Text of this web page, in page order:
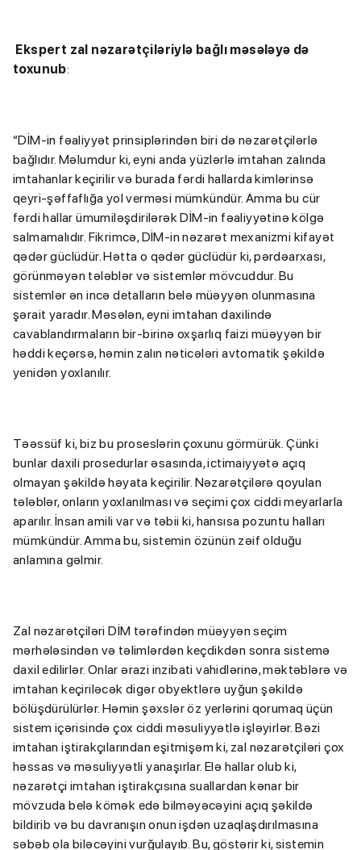
Ekspert zal nəzarətçiləriylə bağlı məsələyə də
toxunub:
“DİM-in fəaliyyət prinsiplərindən biri də nəzarətçilərlə
bağlıdır. Məlumdur ki, eyni anda yüzlərlə imtahan zalında
imtahanlar keçirilir və burada fərdi hallarda kimlərinsə
qeyri-şəffaflığa yol verməsi mümkündür. Amma bu cür
fərdi hallar ümumiləşdirilərək DİM-in fəaliyyətinə kölgə
salmamalıdır. Fikrimcə, DİM-in nəzarət mexanizmi kifayət
qədər güclüdür. Hətta o qədər güclüdür ki, pərdəarxası,
görünməyən tələblər və sistemlər mövcuddur. Bu
sistemlər ən incə detalların belə müəyyən olunmasına
şərait yaradır. Məsələn, eyni imtahan daxilində
cavablandırmaların bir-birinə oxşarlıq faizi müəyyən bir
həddi keçərsə, həmin zalın nəticələri avtomatik şəkildə
yenidən yoxlanılır.
Təəssüf ki, biz bu proseslərin çoxunu görmürük. Çünki
bunlar daxili prosedurlar əsasında, ictimaiyyətə açıq
olmayan şəkildə həyata keçirilir. Nəzarətçilərə qoyulan
tələblər, onların yoxlanılması və seçimi çox ciddi meyarlarla
aparılır. İnsan amili var və təbii ki, hansısa pozuntu halları
mümkündür. Amma bu, sistemin özünün zəif olduğu
anlamına gəlmir.
Zal nəzarətçiləri DİM tərəfindən müəyyən seçim
mərhələsindən və təlimlərdən keçdikdən sonra sistemə
daxil edilirlər. Onlar ərazi inzibati vahidlərinə, məktəblərə və
imtahan keçiriləcək digər obyektlərə uyğun şəkildə
bölüşdürülürlər. Həmin şəxslər öz yerlərini qorumaq üçün
sistem içərisində çox ciddi məsuliyyətlə işləyirlər. Bəzi
imtahan iştirakçılarından eşitmişəm ki, zal nəzarətçiləri çox
həssas və məsuliyyətli yanaşırlar. Elə hallar olub ki,
nəzarətçi imtahan iştirakçısına suallardan kənar bir
mövzuda belə kömək edə bilməyəcəyini açıq şəkildə
bildirib və bu davranışın onun işdən uzaqlaşdırılmasına
səbəb ola biləcəyini vurğulayıb. Bu, göstərir ki, sistemin